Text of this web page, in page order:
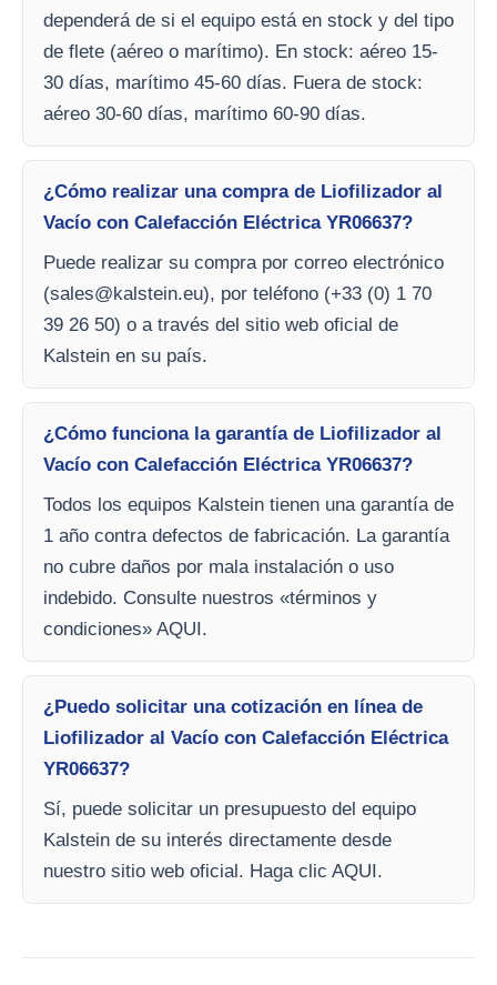
dependerá de si el equipo está en stock y del tipo
de flete (aéreo o marítimo). En stock: aéreo 15-
30 días, marítimo 45-60 días. Fuera de stock:
aéreo 30-60 días, marítimo 60-90 días.
¿Cómo realizar una compra de Liofilizador al
Vacío con Calefacción Eléctrica YR06637?
Puede realizar su compra por correo electrónico
(sales@kalstein.eu), por teléfono (+33 (0) 1 70
39 26 50) o a través del sitio web oficial de
Kalstein en su país.
¿Cómo funciona la garantía de Liofilizador al
Vacío con Calefacción Eléctrica YR06637?
Todos los equipos Kalstein tienen una garantía de
1 año contra defectos de fabricación. La garantía
no cubre daños por mala instalación o uso
indebido. Consulte nuestros «términos y
condiciones» AQUI.
¿Puedo solicitar una cotización en línea de
Liofilizador al Vacío con Calefacción Eléctrica
YR06637?
Sí, puede solicitar un presupuesto del equipo
Kalstein de su interés directamente desde
nuestro sitio web oficial. Haga clic AQUI.